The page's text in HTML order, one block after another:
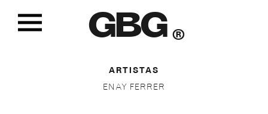
GBG ®
ARTISTAS
ENAY FERRER